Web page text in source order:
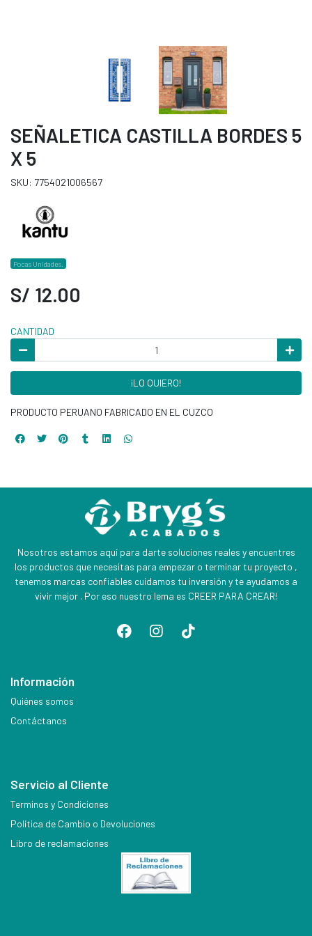
SEÑALETICA CASTILLA BORDES 5
X 5
SKU: 7754021006567
Pocas Unidades.
S/ 12.00
CANTIDAD
¡LO QUIERO!
PRODUCTO PERUANO FABRICADO EN EL CUZCO
Nosotros estamos aquí para darte soluciones reales y encuentres
los productos que necesitas para empezar o terminar tu proyecto ,
tenemos marcas confiables cuidamos tu inversión y te ayudamos a
vivir mejor . Por eso nuestro lema es CREER PARA CREAR!
Información
Quiénes somos
Contáctanos
Servicio al Cliente
Terminos y Condiciones
Política de Cambio o Devoluciones
Libro de reclamaciones